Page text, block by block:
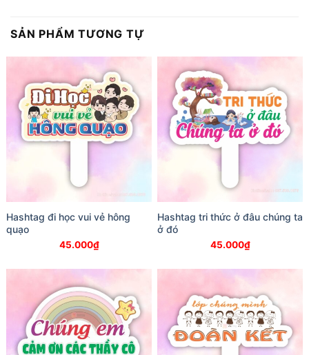
SẢN PHẨM TƯƠNG TỰ
Hashtag đi học vui vẻ hông
quạo
45.000₫
Hashtag tri thức ở đâu chúng ta
ở đó
45.000₫